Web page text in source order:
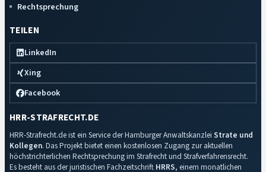
Rechtsprechung
TEILEN
LinkedIn
Xing
Facebook
HRR-STRAFRECHT.DE
HRR-Strafrecht.de ist ein Service der Hamburger Anwaltskanzlei Strate und
Kollegen. Das Projekt bietet einen kostenlosen Zugang zur aktuellen
höchstrichterlichen Rechtsprechung im Strafrecht und Strafverfahrensrecht.
Es besteht aus der juristischen Fachzeitschrift HRRS, einem monatlichen